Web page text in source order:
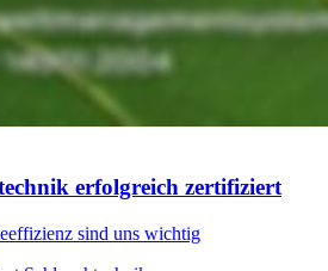
erfolgreich zertifiziert
sind uns wichtig